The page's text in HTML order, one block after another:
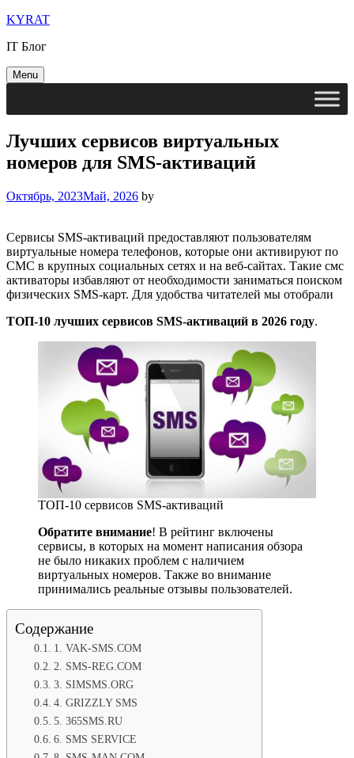
Skip
content
KYRAT
IT Блог
Menu
Лучших сервисов виртуальных
номеров для SMS-активаций⁠⁠
Октябрь, 2023Май, 2026 by
Сервисы SMS-активаций предоставляют пользователям
виртуальные номера телефонов, которые они активируют по
СМС в крупных социальных сетях и на веб-сайтах. Такие смс
активаторы избавляют от необходимости заниматься поиском
физических SMS-карт. Для удобства читателей мы отобрали
ТОП-10 лучших сервисов SMS-активаций в 2026 году.
ТОП-10 сервисов SMS-активаций
Обратите внимание! В рейтинг включены
сервисы, в которых на момент написания обзора
не было никаких проблем с наличием
виртуальных номеров. Также во внимание
принимались реальные отзывы пользователей.
Содержание
1. VAK-SMS.COM
2. SMS-REG.COM
3. SIMSMS.ORG
4. GRIZZLY SMS
5. 365SMS.RU
6. SMS SERVICE